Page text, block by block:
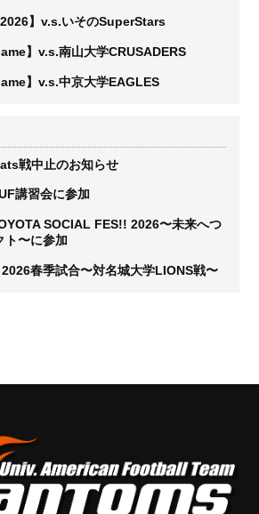
】v.s.いそのSuperStars
】v.s.南山大学CRUSADERS
】v.s.中京大学EAGLES
戦中止のお知らせ
講習会に参加
SOCIAL FES!! 2026〜未来へつ
ト〜に参加
2026春季試合〜対名城大学LIONS戦〜